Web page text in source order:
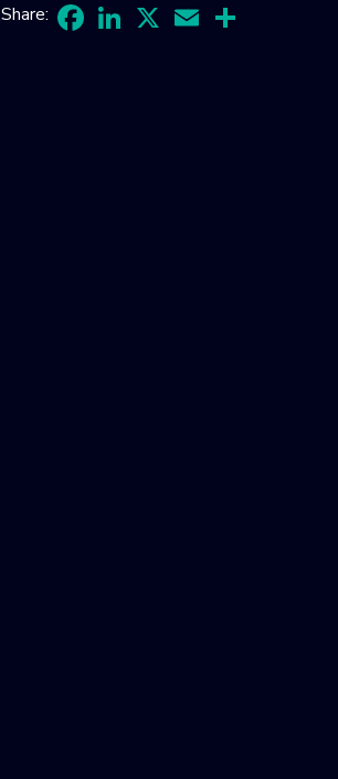
Share: